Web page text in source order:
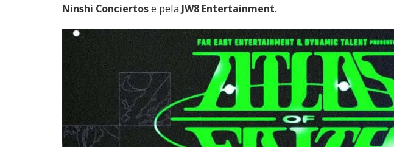
Ninshi Conciertose pela JW8 Entertainment.